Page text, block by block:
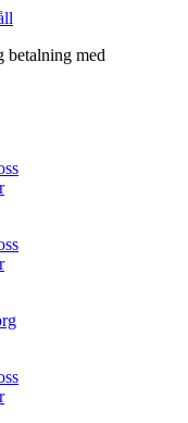
betalning med